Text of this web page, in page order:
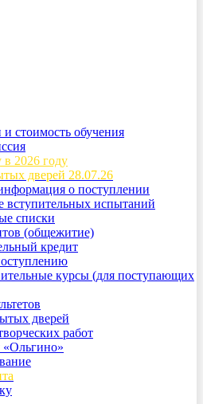
стоимость обучения
2026 году
дверей 28.07.26
о поступлении
вступительных испытаний
списки
(общежитие)
кредит
курсы (для поступающих
дверей
работ
«Ольгино»